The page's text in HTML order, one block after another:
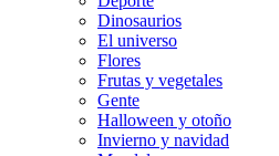
Dinosaurios
El universo
Flores
Frutas y vegetales
Gente
Halloween y otoño
Invierno y navidad